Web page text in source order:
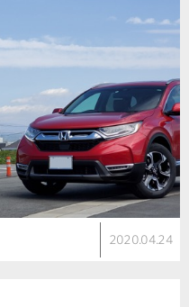
2020.04.24